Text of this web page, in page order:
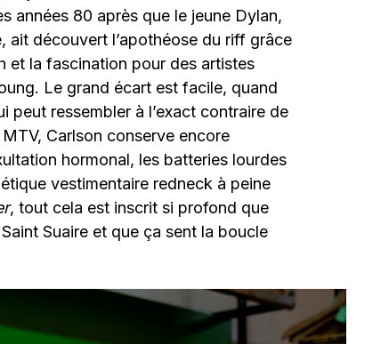
années 80 après que le jeune Dylan,
ait découvert l’apothéose du riff grâce
et la fascination pour des artistes
Le grand écart est facile, quand
ressembler à l’exact contraire de
Carlson conserve encore
hormonal, les batteries lourdes
vestimentaire redneck à peine
, tout cela est inscrit si profond que
Suaire et que ça sent la boucle